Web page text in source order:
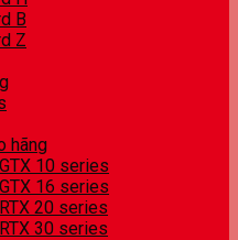
B
Z
hãng
10 series
16 series
20 series
30 series